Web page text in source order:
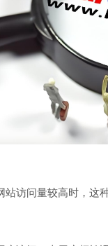
访问量较高时，这